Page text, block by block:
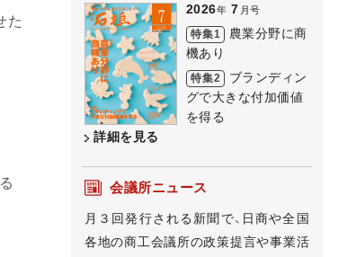
た
2026年 7 月号
特集1
農業分野に商
機あり
特集2
ブランディン
グで大きな付加価値
を得る
詳細を見る
会議所ニュース
月３回発行される新聞で、日商や全国
各地の商工会議所の政策提言や事業活